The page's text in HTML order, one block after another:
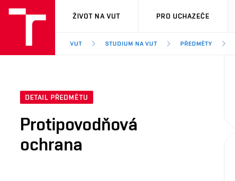
VUT
ŽIVOT NA VUT PRO UCHAZEČE
VUT STUDIUM NA VUT PŘEDMĚTY
DETAIL PŘEDMĚTU
Protipovodňová
ochrana